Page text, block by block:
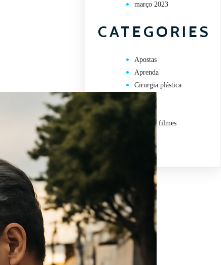
março 2023
CATEGORIES
Apostas
Aprenda
Cirurgia plástica
esportes
Saúde
Séries e filmes